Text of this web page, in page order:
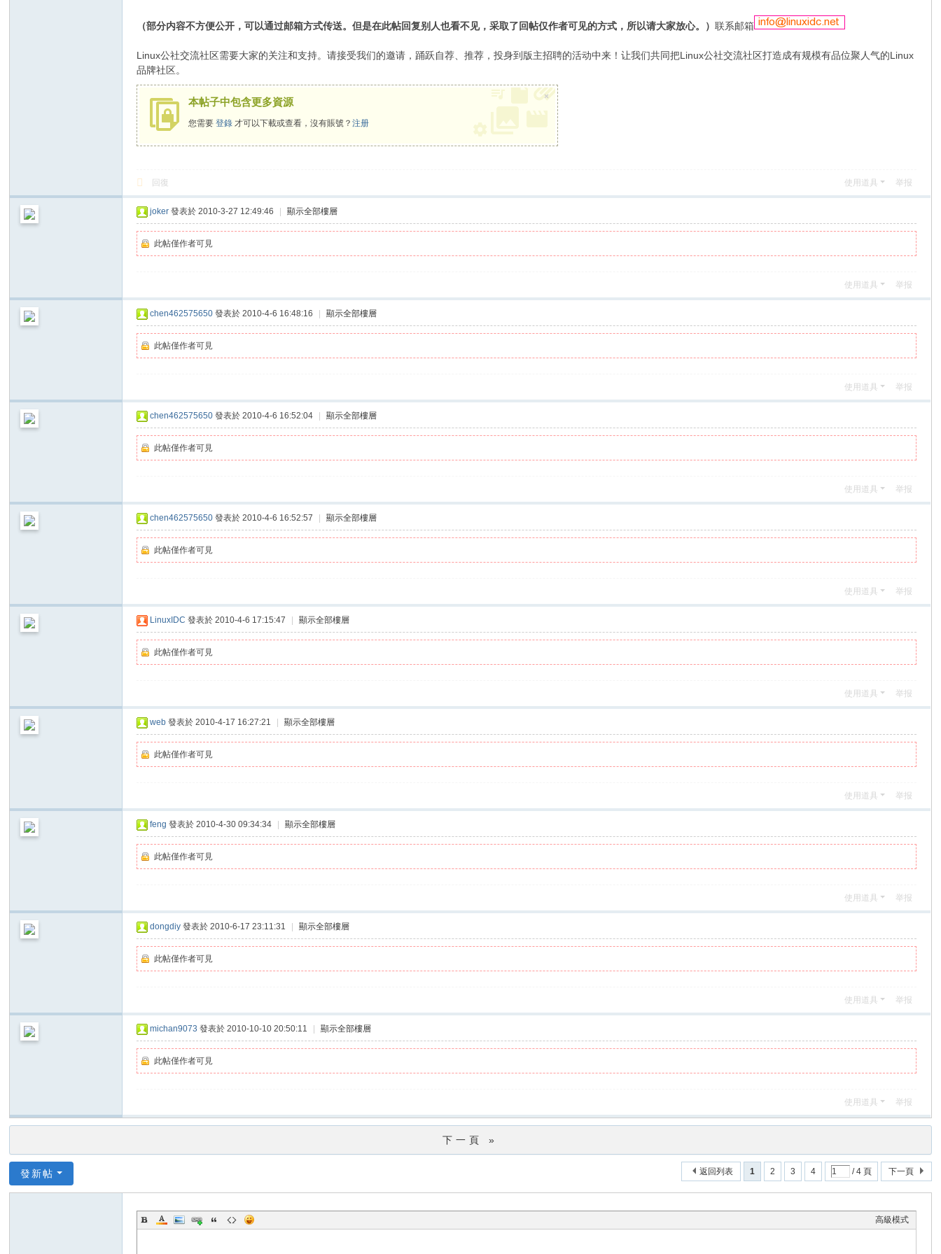
（部分内容不方便公开，可以通过邮箱方式传送。但是在此帖回复别人也看不见，采取了回帖仅作者可见的方式，所以请大家放心。）联系邮箱
Linux公社交流社区需要大家的关注和支持。请接受我们的邀请，踊跃自荐、推荐，投身到版主招聘的活动中来！让我们共同把Linux公社交流社区打造成有规模有品位聚人气的Linux
品牌社区。
本帖子中包含更多資源
您需要登錄 才可以下載或查看，沒有賬號？注册
×
回復 使用道具 举报
joker 發表於 2010-3-27 12:49:46 顯示全部樓層
此帖僅作者可見
使用道具 举报
chen462575650 發表於 2010-4-6 16:48:16 顯示全部樓層
此帖僅作者可見
使用道具 举报
chen462575650 發表於 2010-4-6 16:52:04 顯示全部樓層
此帖僅作者可見
使用道具 举报
chen462575650 發表於 2010-4-6 16:52:57 顯示全部樓層
此帖僅作者可見
使用道具 举报
LinuxIDC 發表於 2010-4-6 17:15:47 顯示全部樓層
此帖僅作者可見
使用道具 举报
web 發表於 2010-4-17 16:27:21 顯示全部樓層
此帖僅作者可見
使用道具 举报
feng 發表於 2010-4-30 09:34:34 顯示全部樓層
此帖僅作者可見
使用道具 举报
dongdiy 發表於 2010-6-17 23:11:31 顯示全部樓層
此帖僅作者可見
使用道具 举报
michan9073 發表於 2010-10-10 20:50:11 顯示全部樓層
此帖僅作者可見
使用道具 举报
下一頁 »
1 2 3 4 / 4 頁 下一頁
返回列表
發新帖
高級模式